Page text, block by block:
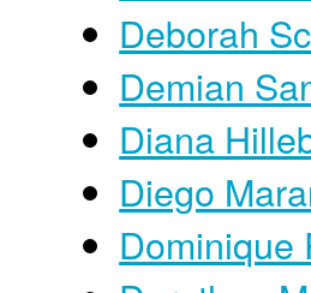
Deborah
Demian
Diana
Diego
Dominique